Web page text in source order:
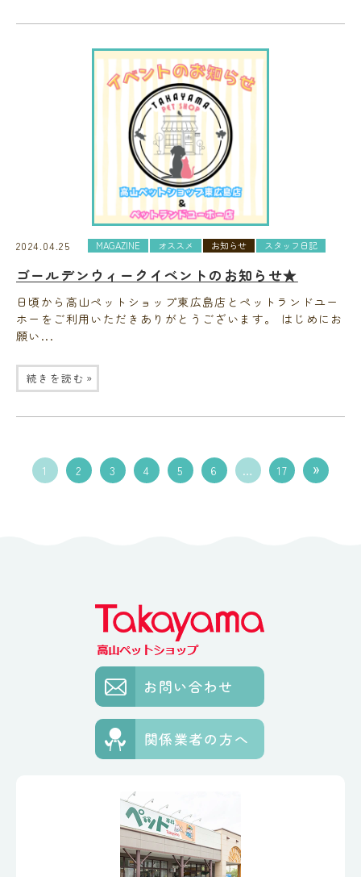
2024.04.25 MAGAZINE オススメ お知らせ スタッフ日記
ゴールデンウィークイベントのお知らせ★
日頃から高山ペットショップ東広島店とペットランドユー
ホーをご利用いただきありがとうございます。 はじめにお
願い...
続きを読む »
1 2 3 4 5 6 … 17
お問い合わせ
関係業者の方へ